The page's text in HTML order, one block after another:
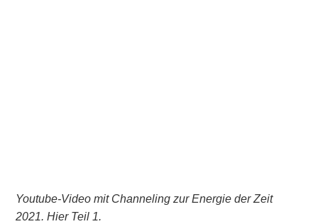
Youtube-Video mit Channeling zur Energie der Zeit
2021. Hier Teil 1.